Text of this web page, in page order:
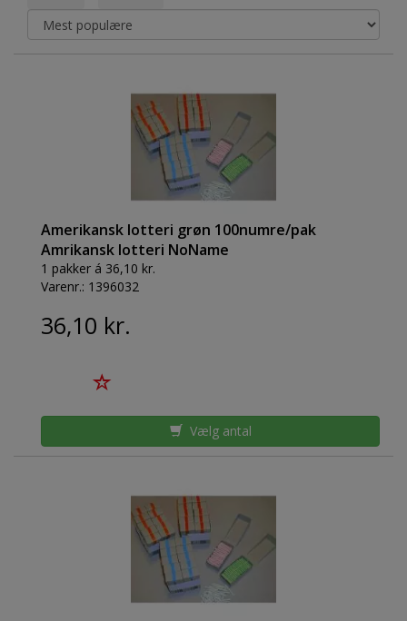
Amerikansk lotteri grøn 100numre/pak
Amrikansk lotteri NoName
1 pakker á 36,10 kr.
Varenr.: 1396032
36,10 kr.
Vælg antal